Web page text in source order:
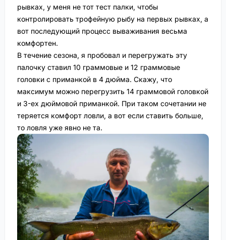
рывках, у меня не тот тест палки, чтобы
контролировать трофейную рыбу на первых рывках, а
вот последующий процесс вываживания весьма
комфортен.
В течение сезона, я пробовал и перегружать эту
палочку ставил 10 граммовые и 12 граммовые
головки с приманкой в 4 дюйма. Скажу, что
максимум можно перегрузить 14 граммовой головкой
и 3-ех дюймовой приманкой. При таком сочетании не
теряется комфорт ловли, а вот если ставить больше,
то ловля уже явно не та.